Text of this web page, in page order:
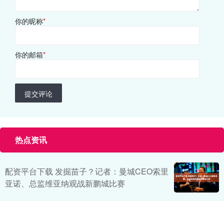
你的昵称*
你的邮箱*
提交评论
热点资讯
配资平台下载 发掘苗子？记者：曼城CEO索里
亚诺、总监维亚纳观战新鹏城比赛